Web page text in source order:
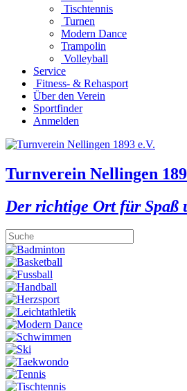
Tischtennis
Turnen
Modern Dance
Trampolin
Volleyball
Service
Fitness- & Rehasport
Über den Verein
Sportfinder
Anmelden
Turnverein Nellingen
Der richtige Ort für Spaß